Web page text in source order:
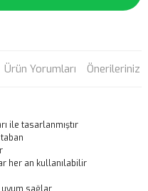
Ürün Yorumları Önerileriniz
ile tasarlanmıştır
her an kullanılabilir